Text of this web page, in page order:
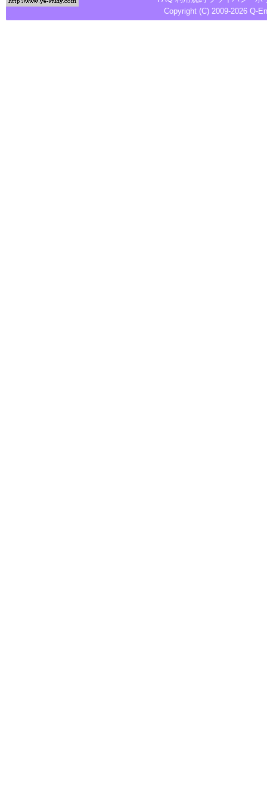
Copyright (C) 2009-2026 Q-